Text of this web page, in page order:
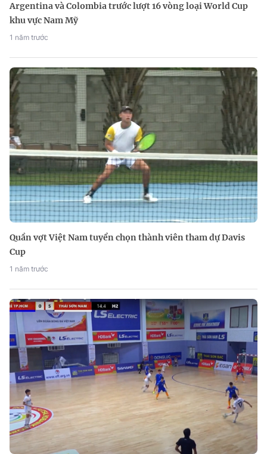
Argentina và Colombia trước lượt 16 vòng loại World Cup
khu vực Nam Mỹ
1 năm trước
Quần vợt Việt Nam tuyển chọn thành viên tham dự Davis
Cup
1 năm trước